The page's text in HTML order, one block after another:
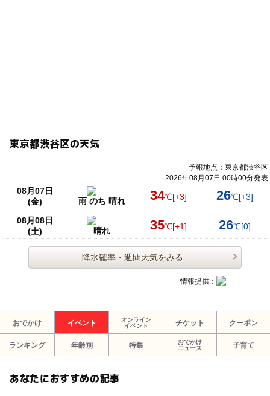
東京都渋谷区の天気
予報地点：東京都渋谷区
2026年08月07日 00時00分発表
08月07日
(金)
雨 のち 晴れ 34℃[+3] 26℃[+3]
08月08日
(土)
晴れ 35℃[+1] 26℃[0]
降水確率・週間天気をみる
情報提供：
おでかけ イベント
オンライン
イベント
チケット クーポン
ランキング 年齢別 特集
おでかけ
ニュース
子育て
あなたにおすすめの記事